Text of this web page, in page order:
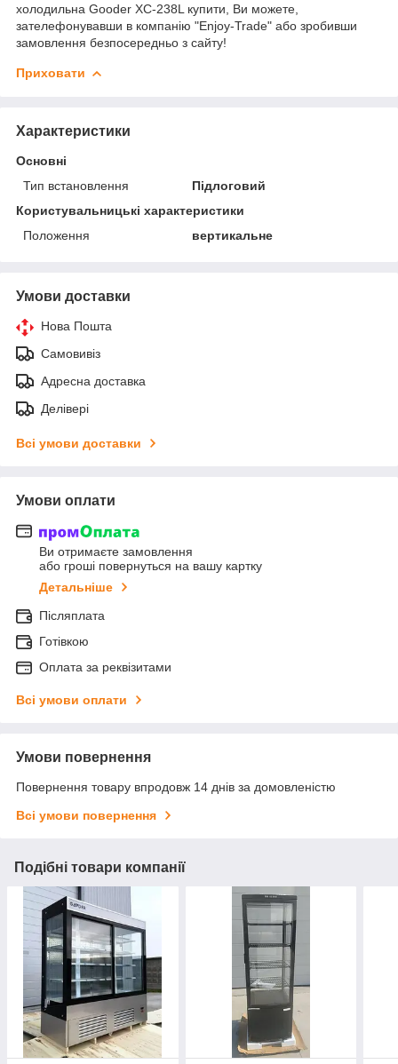
холодильна Gooder XC-238L купити, Ви можете,
зателефонувавши в компанію "Enjoy-Trade" або зробивши
замовлення безпосередньо з сайту!
Приховати
Характеристики
Основні
Тип встановлення
Підлоговий
Користувальницькі характеристики
Положення
вертикальне
Умови доставки
Нова Пошта
Самовивіз
Адресна доставка
Делівері
Всі умови доставки
Умови оплати
Ви отримаєте замовлення
або гроші повернуться на вашу картку
Детальніше
Післяплата
Готівкою
Оплата за реквізитами
Всі умови оплати
Умови повернення
Повернення товару впродовж 14 днів за домовленістю
Всі умови повернення
Подібні товари компанії